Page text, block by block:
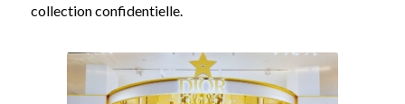
collection confidentielle.